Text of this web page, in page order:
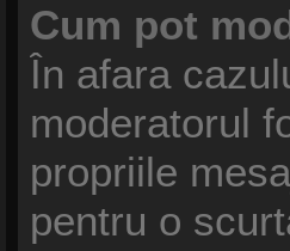
Cum pot
În afara
moderatorul
propriile
pentru o